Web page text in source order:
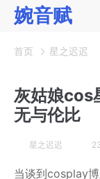
婉音赋
首页 星之迟迟
灰姑娘cos
无与伦比
星之迟迟
当谈到cosplay